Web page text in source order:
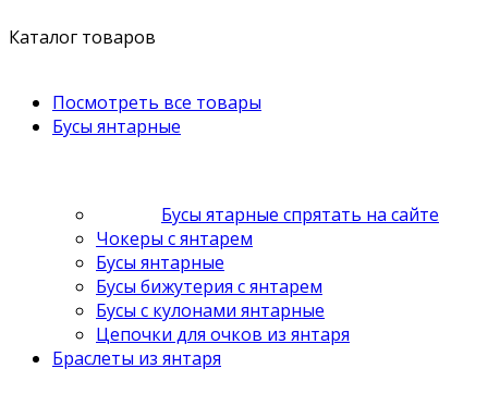
Каталог товаров
Посмотреть все товары
Бусы янтарные
Бусы ятарные спрятать на сайте
Чокеры с янтарем
Бусы янтарные
Бусы бижутерия с янтарем
Бусы с кулонами янтарные
Цепочки для очков из янтаря
Браслеты из янтаря